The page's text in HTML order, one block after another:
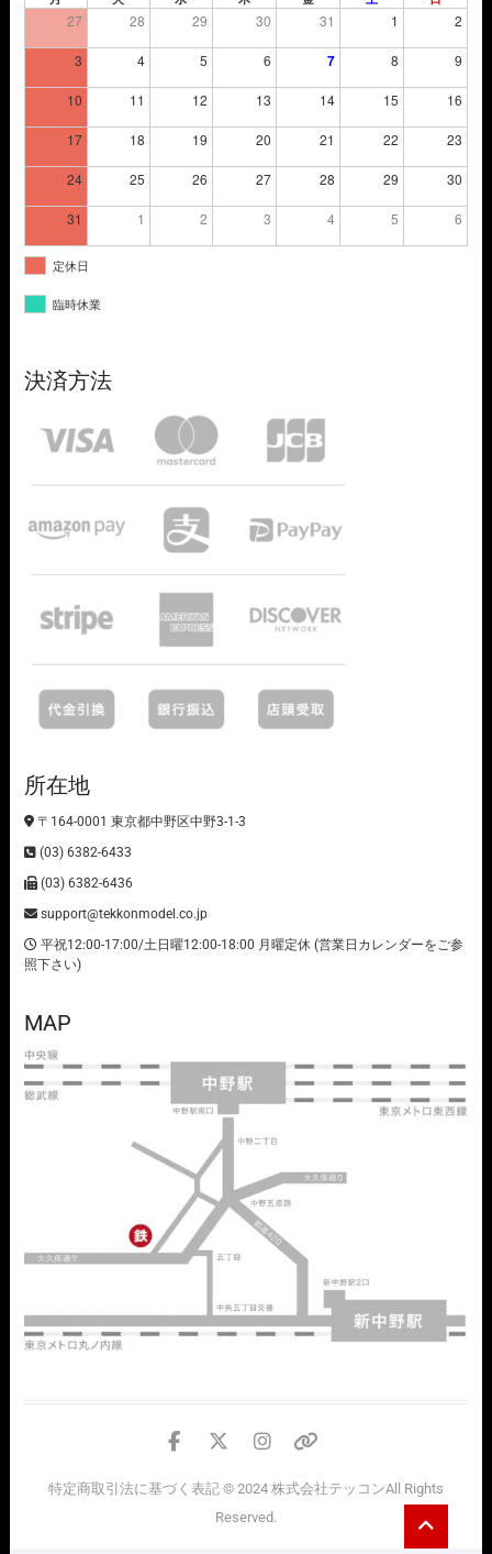
27 28 29 30 31 1 2
3 4 5 6 7 8 9
10 11 12 13 14 15 16
17 18 19 20 21 22 23
24 25 26 27 28 29 30
31 1 2 3 4 5 6
定休日
臨時休業
決済方法
所在地
〒164-0001 東京都中野区中野3-1-3
(03) 6382-6433
(03) 6382-6436
support@tekkonmodel.co.jp
平祝12:00-17:00/土日曜12:00-18:00 月曜定休 (営業日カレンダーをご参
照下さい)
MAP
facebook
twitter
instagram
情
特定商取引法に基づく表記© 2024 株式会社テッコンAll Rights
Reserved.
to